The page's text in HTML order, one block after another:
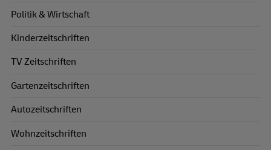
Politik & Wirtschaft
Kinderzeitschriften
TV Zeitschriften
Gartenzeitschriften
Autozeitschriften
Wohnzeitschriften